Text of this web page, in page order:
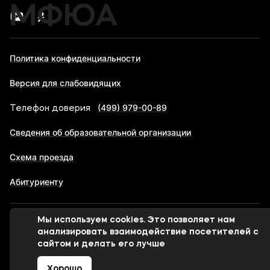
МФЮА
Политика конфиденциальности
Версия для слабовидящих
Телефон доверия (499) 979-00-89
Сведения об образовательной организации
Схема проезда
Абитуриенту
© 1998-2026 Московский финансово-юридический
университет МФЮА
Мы используем cookies. Это позволяет нам
анализировать взаимодействие посетителей с
сайтом и делать его лучше